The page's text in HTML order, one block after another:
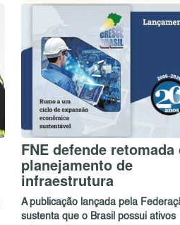
FNE defende retomada
planejamento de
infraestrutura
A publicação lançada pela
sustenta que o Brasil possui ativos